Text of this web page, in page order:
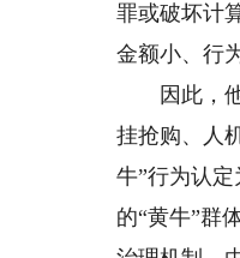
罪或破坏计
金额小、行
因此，他
挂抢购、人
牛”行为认
的“黄牛”群